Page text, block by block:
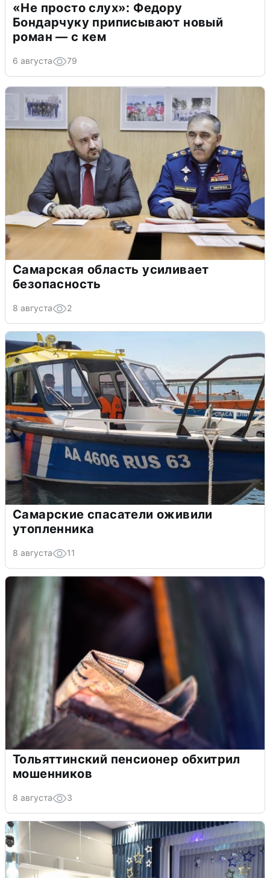
«Не просто слух»: Федору
Бондарчуку приписывают новый
роман — с кем
6 августа 79
Самарская область усиливает
безопасность
8 августа 2
Самарские спасатели оживили
утопленника
8 августа 11
Тольяттинский пенсионер обхитрил
мошенников
8 августа 3